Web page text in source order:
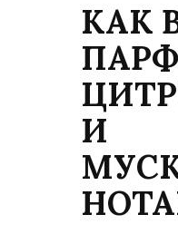
КАК
И